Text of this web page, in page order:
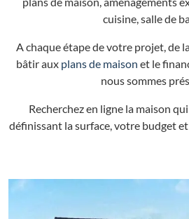
cuisine, salle de
A chaque étape de votre projet, de
bâtir aux plans de maison et le
nous sommes
Recherchez en ligne la maison
définissant la surface, votre budget